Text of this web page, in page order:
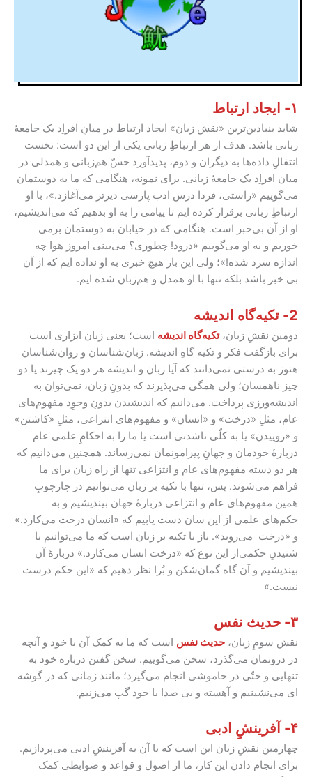
۱- ایجاد ارتباط
شاید بنیادین‌ترین «نقش زبان» ایجاد ارتباط در میانِ افراِد یک جامعۀ
زبانی باشد. هدف از هر ارتباطِ زبانی یکی از این دو است: نخست
انتقالِ داده‌ها به دیگران و دوم، پدیدآورد حسّ هم‌زبانی و همدلی در
میان افراِد یک جامعهٔ زبانی. برای نمونه، هنگامی که ما به دوستمان
می‌گوییم «راستی، فردا درس ادب پارسی دیرتر می‌آغازد.»، با او
ارتباطِ زبانی برقرار کرده ایم تا پیامی را به او بدهیم که می‌اندیشیم،
او از آن بی‌خبر است. هنگامی که در خیابان به دوستمان برمی
خوریم و به او می‌گوییم «درود! چطوری؟ می‌بینی امروز هوا چه
اندازه سرد شده!»؛ ولی این بار هیچ خبری به او نداده ایم که از آن
بی خبر باشد بلکه تنها با او همدل و هم‌زبان شده ایم.
2- تکیه‌گاه اندیشه
دومین نقشِ زبان،تکیه‌گاه اندیشه است؛ یعنی زبان ابزاری است
برای بازگفت فکر و تکیه گاهِ اندیشه. زبان‌شناسان و روان‌شناسان
هنوز به درستی نمی‌دانند که آیا زبان و اندیشه هر دو یک چیزند یا دو
چیز ناهمسان؛ ولی همگی می‌پذیرند که بدونِ زبان، نمی‌توان به
اندیشه‌ورزی پرداخت. می‌دانیم که اندیشیدن بدونِ وجوِد مفهوم‌های
عام، مثلِ «درخت» و «انسان» و مفهوم‌های انتزاعی، مثلِ «کاشتن»
و «روییدن» یا به کلّی ناشدنی است یا ما را به احکامِ علمی عام
دربارهٔ خودمان و جهانِ پیرامونمان نمی‌رساند. همچنین می‌دانیم که
هر دو دسته مفهوم‌های عام و انتزاعی تنها از راه زبان برای ما
فراهم می‌شوند. پس، تنها با تکیه بر زبان می‌توانیم در چارچوبِ
همین مفهوم‌های عام و انتزاعی دربارهٔ جهان بیندیشیم و به
حکم‌های علمی از این سان دست یابیم که «انسان درخت می‌کارد.»
و «درخت می‌روید». باز با تکیه بر زبان است که ما می‌توانیم با
شنیدنِ حکمی‌از این نوع که «درخت انسان می‌کارد.» دربارهٔ آن
بیندیشیم و آن گاه گمان‌شکن و بُرا نظر دهیم که «این حکم درست
نیست.»
۳- حدیث نفس
نقش سومِ زبان، حدیث نفس است که ما به کمک آن با خود و آنچه
در درونمان می‌گذرد، سخن می‌گوییم. سخن گفتن درباره خود به
تنهایی و حتّی در خاموشی انجام می‌گیرد؛ مانند زمانی که در گوشه
ای می‌نشینیم و آهسته و بی صدا با خود گپ می‌زنیم.
۴- آفرینشِ ادبی
چهارمین نقشِ زبان این است که با آن به آفرینشِ ادبی می‌پردازیم.
برای انجام دادن این کار، ما از اصول و قواعد و ضوابطی کمک